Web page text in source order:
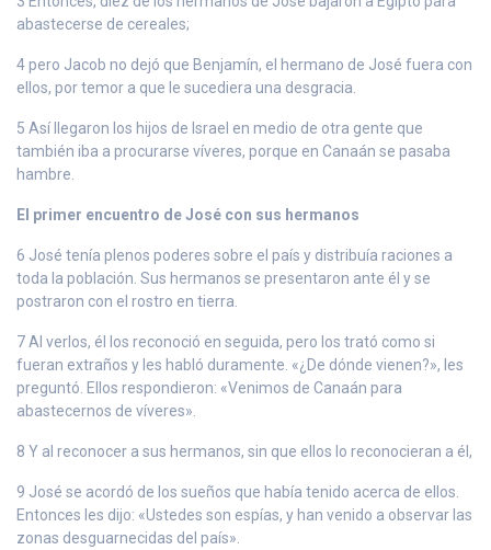
abastecerse de cereales;
4 pero Jacob no dejó que Benjamín, el hermano de José fuera con
ellos, por temor a que le sucediera una desgracia.
5 Así llegaron los hijos de Israel en medio de otra gente que
también iba a procurarse víveres, porque en Canaán se pasaba
hambre.
El primer encuentro de José con sus hermanos
6 José tenía plenos poderes sobre el país y distribuía raciones a
toda la población. Sus hermanos se presentaron ante él y se
postraron con el rostro en tierra.
7 Al verlos, él los reconoció en seguida, pero los trató como si
fueran extraños y les habló duramente. «¿De dónde vienen?», les
preguntó. Ellos respondieron: «Venimos de Canaán para
abastecernos de víveres».
8 Y al reconocer a sus hermanos, sin que ellos lo reconocieran a él,
9 José se acordó de los sueños que había tenido acerca de ellos.
Entonces les dijo: «Ustedes son espías, y han venido a observar las
zonas desguarnecidas del país».